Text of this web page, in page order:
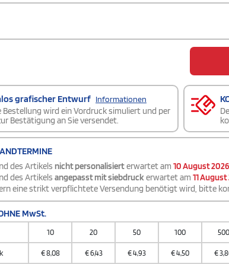
grafischer Entwurf Informationen
Bestellung wird ein Vordruck simuliert und per
Bestätigung an Sie versendet.
des Artikels nicht personalisierterwartet am 10 August 2026
des Artikels angepasst mit siebdruckerwartet am 11
eine strikt verpflichtete Versendung benötigt wird, bitte
MwSt.
10 20 50 100 500
€8,08 €6,43 €4,93 €4,50 €